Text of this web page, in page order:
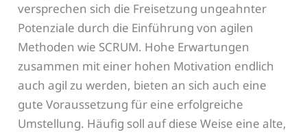
versprechen sich die Freisetzung ungeahnter
Potenziale durch die Einführung von agilen
Methoden wie SCRUM. Hohe Erwartungen
zusammen mit einer hohen Motivation endlich
auch agil zu werden, bieten an sich auch eine
gute Voraussetzung für eine erfolgreiche
Umstellung. Häufig soll auf diese Weise eine alte,